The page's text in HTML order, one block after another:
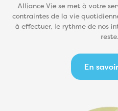
Alliance Vie se met à votre
contraintes de la vie
à effectuer, le rythme de nos
reste.
En